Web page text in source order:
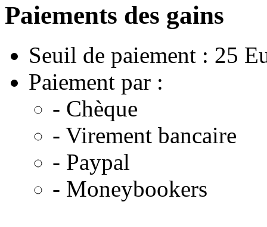
Paiements des gains
Seuil de paiement : 25
Paiement par :
- Chèque
- Virement bancaire
- Paypal
- Moneybookers